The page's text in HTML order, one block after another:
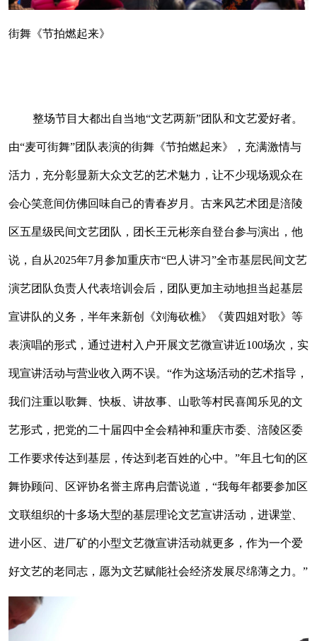
街舞《节拍燃起来》
整场节目大都出自当地“文艺两新”团队和文艺爱好者。
由“麦可街舞”团队表演的街舞《节拍燃起来》，充满激情与
活力，充分彰显新大众文艺的艺术魅力，让不少现场观众在
会心笑意间仿佛回味自己的青春岁月。古来风艺术团是涪陵
区五星级民间文艺团队，团长王元彬亲自登台参与演出，他
说，自从2025年7月参加重庆市“巴人讲习”全市基层民间文艺
演艺团队负责人代表培训会后，团队更加主动地担当起基层
宣讲队的义务，半年来新创《刘海砍樵》《黄四姐对歌》等
表演唱的形式，通过进村入户开展文艺微宣讲近100场次，实
现宣讲活动与营业收入两不误。“作为这场活动的艺术指导，
我们注重以歌舞、快板、讲故事、山歌等村民喜闻乐见的文
艺形式，把党的二十届四中全会精神和重庆市委、涪陵区委
工作要求传达到基层，传达到老百姓的心中。”年且七旬的区
舞协顾问、区评协名誉主席冉启蕾说道，“我每年都要参加区
文联组织的十多场大型的基层理论文艺宣讲活动，进课堂、
进小区、进厂矿的小型文艺微宣讲活动就更多，作为一个爱
好文艺的老同志，愿为文艺赋能社会经济发展尽绵薄之力。”